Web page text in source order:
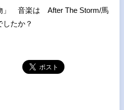
」 音楽は After The Storm/馬
たか？